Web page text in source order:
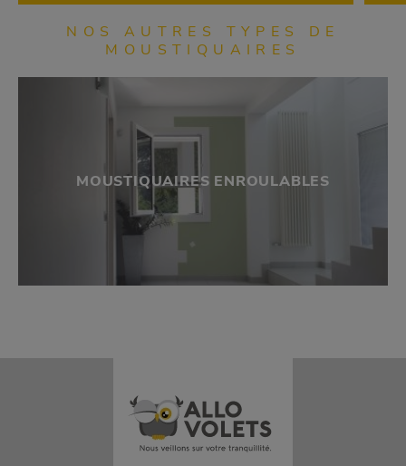
NOS AUTRES TYPES DE
MOUSTIQUAIRES
MOUSTIQUAIRES ENROULABLES